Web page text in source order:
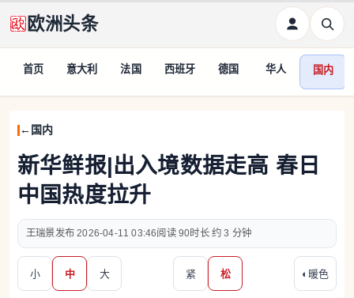
欧洲头条
首页 意大利 法国 西班牙 德国 华人 国内
国内
新华鲜报|出入境数据走高 春日
中国热度拉升
王瑞景 2026-04-11 03:46 90 约 3 分钟
小 中 大 紧 松 ◐ 暖色